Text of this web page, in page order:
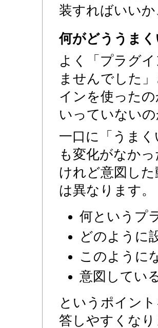
装すればいい
何がどううま
よく「プラグ
ませんでした
インを使った
いっていない
一口に「うま
も変化がなか
けれど意図し
は異なります。
何というプ
どのように
このように
意図してい
というポイン
答しやすくなり